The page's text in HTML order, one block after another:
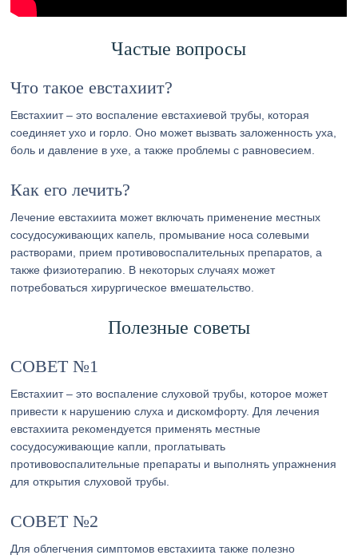
Частые вопросы
Что такое евстахиит?
Евстахиит – это воспаление евстахиевой трубы, которая
соединяет ухо и горло. Оно может вызвать заложенность уха,
боль и давление в ухе, а также проблемы с равновесием.
Как его лечить?
Лечение евстахиита может включать применение местных
сосудосуживающих капель, промывание носа солевыми
растворами, прием противовоспалительных препаратов, а
также физиотерапию. В некоторых случаях может
потребоваться хирургическое вмешательство.
Полезные советы
СОВЕТ №1
Евстахиит – это воспаление слуховой трубы, которое может
привести к нарушению слуха и дискомфорту. Для лечения
евстахиита рекомендуется применять местные
сосудосуживающие капли, проглатывать
противовоспалительные препараты и выполнять упражнения
для открытия слуховой трубы.
СОВЕТ №2
Для облегчения симптомов евстахиита также полезно